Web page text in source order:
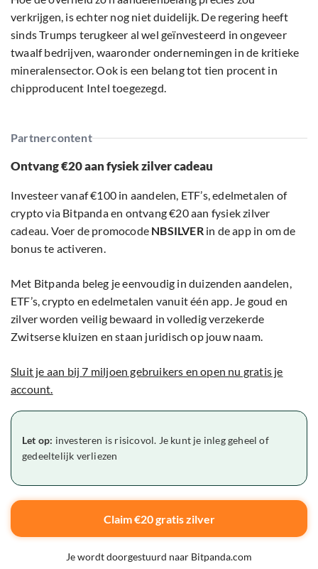
verkrijgen, is echter nog niet duidelijk. De regering heeft
sinds Trumps terugkeer al wel geïnvesteerd in ongeveer
twaalf bedrijven, waaronder ondernemingen in de kritieke
mineralensector. Ook is een belang tot tien procent in
chipproducent Intel toegezegd.
Partnercontent
Ontvang €20 aan fysiek zilver cadeau
Investeer vanaf €100 in aandelen, ETF’s, edelmetalen of
crypto via Bitpanda en ontvang €20 aan fysiek zilver
cadeau. Voer de promocode NBSILVERin de app in om de
bonus te activeren.
Met Bitpanda beleg je eenvoudig in duizenden aandelen,
ETF’s, crypto en edelmetalen vanuit één app. Je goud en
zilver worden veilig bewaard in volledig verzekerde
Zwitserse kluizen en staan juridisch op jouw naam.
Sluit je aan bij 7 miljoen gebruikers en open nu gratis je
account.
Let op: investeren is risicovol. Je kunt je inleg geheel of
gedeeltelijk verliezen
Claim €20 gratis zilver
Je wordt doorgestuurd naar Bitpanda.com